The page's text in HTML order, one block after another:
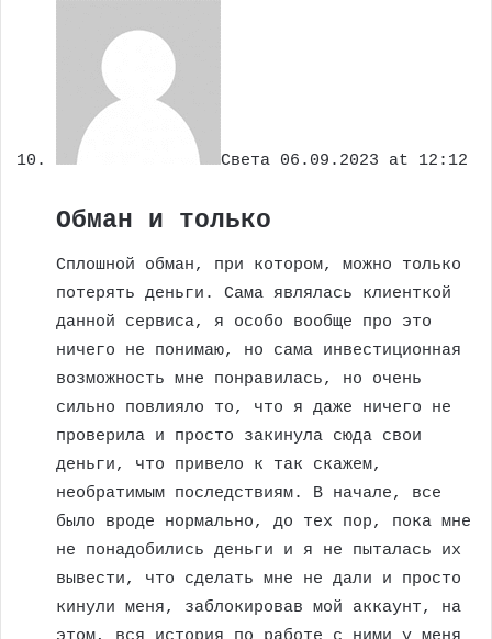
Света 06.09.2023 at 12:12
Обман и только
Сплошной обман, при котором, можно только
потерять деньги. Сама являлась клиенткой
данной сервиса, я особо вообще про это
ничего не понимаю, но сама инвестиционная
возможность мне понравилась, но очень
сильно повлияло то, что я даже ничего не
проверила и просто закинула сюда свои
деньги, что привело к так скажем,
необратимым последствиям. В начале, все
было вроде нормально, до тех пор, пока мне
не понадобились деньги и я не пыталась их
вывести, что сделать мне не дали и просто
кинули меня, заблокировав мой аккаунт, на